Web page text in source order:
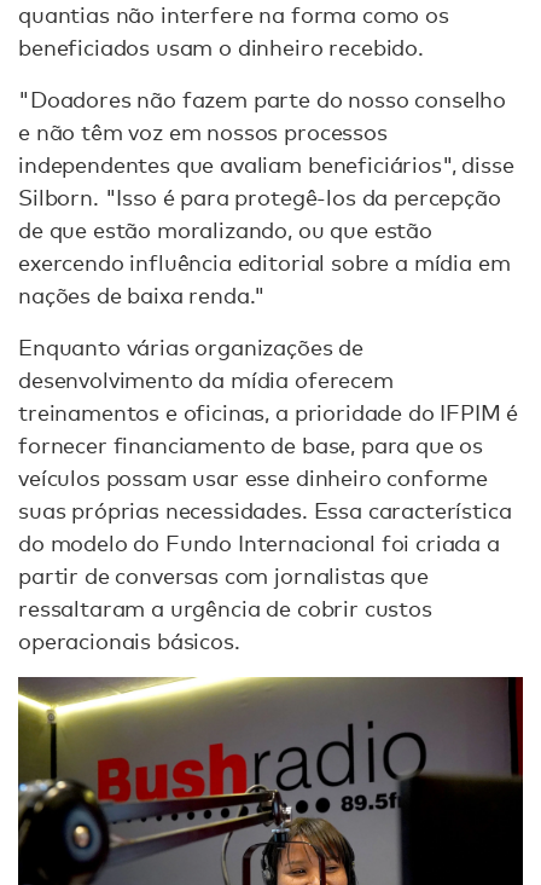
quantias não interfere na forma como os
beneficiados usam o dinheiro recebido.
"Doadores não fazem parte do nosso conselho
e não têm voz em nossos processos
independentes que avaliam beneficiários", disse
Silborn. "Isso é para protegê-los da percepção
de que estão moralizando, ou que estão
exercendo influência editorial sobre a mídia em
nações de baixa renda."
Enquanto várias organizações de
desenvolvimento da mídia oferecem
treinamentos e oficinas, a prioridade do IFPIM é
fornecer financiamento de base, para que os
veículos possam usar esse dinheiro conforme
suas próprias necessidades. Essa característica
do modelo do Fundo Internacional foi criada a
partir de conversas com jornalistas que
ressaltaram a urgência de cobrir custos
operacionais básicos.